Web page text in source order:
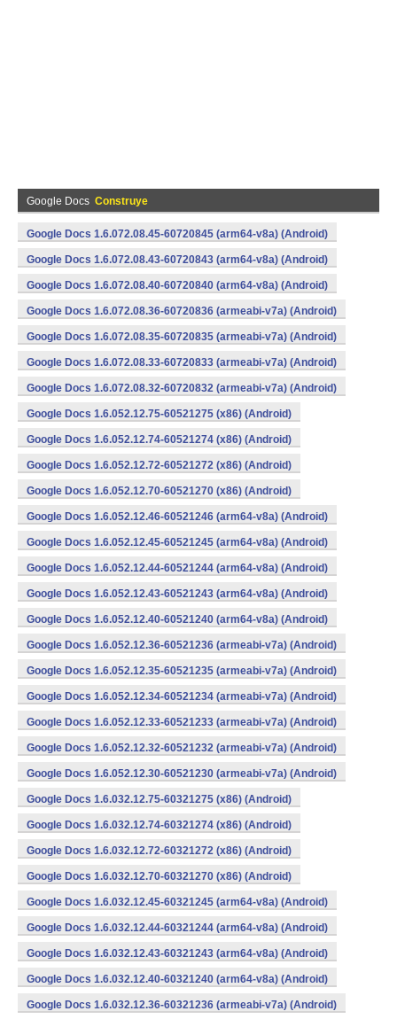
Google Docs Construye
Google Docs 1.6.072.08.45-60720845 (arm64-v8a) (Android)
Google Docs 1.6.072.08.43-60720843 (arm64-v8a) (Android)
Google Docs 1.6.072.08.40-60720840 (arm64-v8a) (Android)
Google Docs 1.6.072.08.36-60720836 (armeabi-v7a) (Android)
Google Docs 1.6.072.08.35-60720835 (armeabi-v7a) (Android)
Google Docs 1.6.072.08.33-60720833 (armeabi-v7a) (Android)
Google Docs 1.6.072.08.32-60720832 (armeabi-v7a) (Android)
Google Docs 1.6.052.12.75-60521275 (x86) (Android)
Google Docs 1.6.052.12.74-60521274 (x86) (Android)
Google Docs 1.6.052.12.72-60521272 (x86) (Android)
Google Docs 1.6.052.12.70-60521270 (x86) (Android)
Google Docs 1.6.052.12.46-60521246 (arm64-v8a) (Android)
Google Docs 1.6.052.12.45-60521245 (arm64-v8a) (Android)
Google Docs 1.6.052.12.44-60521244 (arm64-v8a) (Android)
Google Docs 1.6.052.12.43-60521243 (arm64-v8a) (Android)
Google Docs 1.6.052.12.40-60521240 (arm64-v8a) (Android)
Google Docs 1.6.052.12.36-60521236 (armeabi-v7a) (Android)
Google Docs 1.6.052.12.35-60521235 (armeabi-v7a) (Android)
Google Docs 1.6.052.12.34-60521234 (armeabi-v7a) (Android)
Google Docs 1.6.052.12.33-60521233 (armeabi-v7a) (Android)
Google Docs 1.6.052.12.32-60521232 (armeabi-v7a) (Android)
Google Docs 1.6.052.12.30-60521230 (armeabi-v7a) (Android)
Google Docs 1.6.032.12.75-60321275 (x86) (Android)
Google Docs 1.6.032.12.74-60321274 (x86) (Android)
Google Docs 1.6.032.12.72-60321272 (x86) (Android)
Google Docs 1.6.032.12.70-60321270 (x86) (Android)
Google Docs 1.6.032.12.45-60321245 (arm64-v8a) (Android)
Google Docs 1.6.032.12.44-60321244 (arm64-v8a) (Android)
Google Docs 1.6.032.12.43-60321243 (arm64-v8a) (Android)
Google Docs 1.6.032.12.40-60321240 (arm64-v8a) (Android)
Google Docs 1.6.032.12.36-60321236 (armeabi-v7a) (Android)